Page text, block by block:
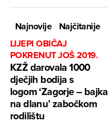
Najnovije
Najčitanije
LIJEPI OBIČAJ
POKRENUT JOŠ 2019.
KZŽ darovala 1000
dječjih bodija s
logom ‘Zagorje – bajka
na dlanu’ zabočkom
rodilištu